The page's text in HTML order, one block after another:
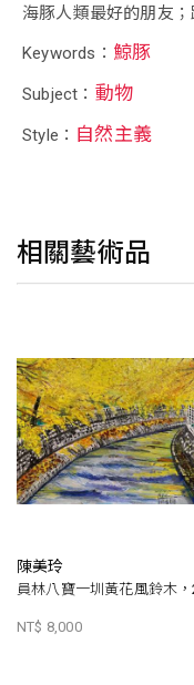
海豚人類最好的朋友
Keywords： 鯨豚
Subject： 動物
Style： 自然主義
相關藝術品
陳美玲
員林八寶一圳黃花風鈴木
NT$ 8,000